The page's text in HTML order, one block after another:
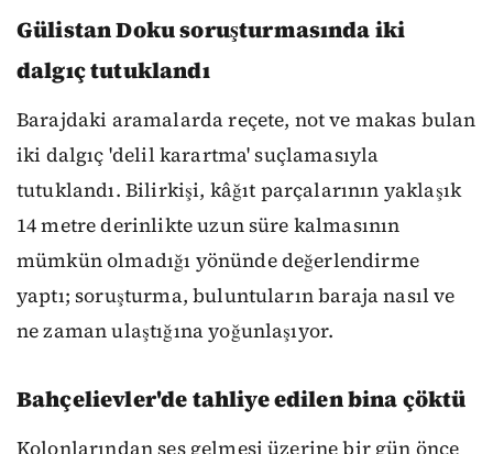
Gülistan Doku soruşturmasında iki
dalgıç tutuklandı
Barajdaki aramalarda reçete, not ve makas bulan
iki dalgıç 'delil karartma' suçlamasıyla
tutuklandı. Bilirkişi, kâğıt parçalarının yaklaşık
14 metre derinlikte uzun süre kalmasının
mümkün olmadığı yönünde değerlendirme
yaptı; soruşturma, buluntuların baraja nasıl ve
ne zaman ulaştığına yoğunlaşıyor.
Bahçelievler'de tahliye edilen bina çöktü
Kolonlarından ses gelmesi üzerine bir gün önce